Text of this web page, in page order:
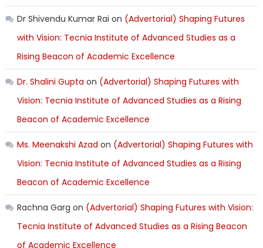
Dr Shivendu Kumar Rai on (Advertorial) Shaping Futures
with Vision: Tecnia Institute of Advanced Studies as a
Rising Beacon of Academic Excellence
Dr. Shalini Gupta on (Advertorial) Shaping Futures with
Vision: Tecnia Institute of Advanced Studies as a Rising
Beacon of Academic Excellence
Ms. Meenakshi Azad on (Advertorial) Shaping Futures with
Vision: Tecnia Institute of Advanced Studies as a Rising
Beacon of Academic Excellence
Rachna Garg on (Advertorial) Shaping Futures with Vision:
Tecnia Institute of Advanced Studies as a Rising Beacon
of Academic Excellence